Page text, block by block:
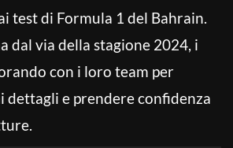
test di Formula 1 del Bahrain.
dal via della stagione 2024, i
con i loro team per
e prendere confidenza